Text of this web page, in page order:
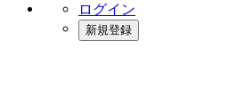
ログイン
新規登録